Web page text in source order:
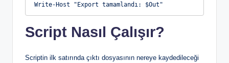
Write-Host "Export tamamlandı: $Out"
Script Nasıl Çalışır?
Scriptin ilk satırında çıktı dosyasının nereye kaydedileceği